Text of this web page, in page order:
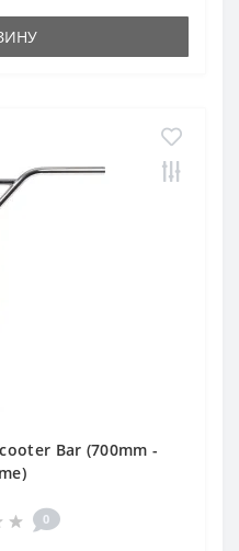
Bar (700mm -
0